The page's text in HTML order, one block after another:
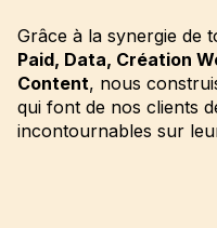
Grâce à la synergie de
Paid, Data, Création
Content, nous
qui font de nos clients
incontournables sur